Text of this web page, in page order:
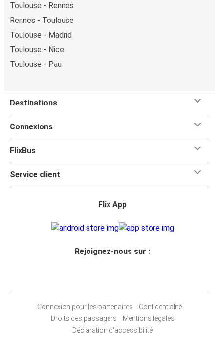
Toulouse - Rennes
Rennes - Toulouse
Toulouse - Madrid
Toulouse - Nice
Toulouse - Pau
Destinations
Connexions
FlixBus
Service client
Flix App
Rejoignez-nous sur :
Connexion pour les partenaires
Confidentialité
Droits des passagers
Mentions légales
Déclaration d'accessibilité